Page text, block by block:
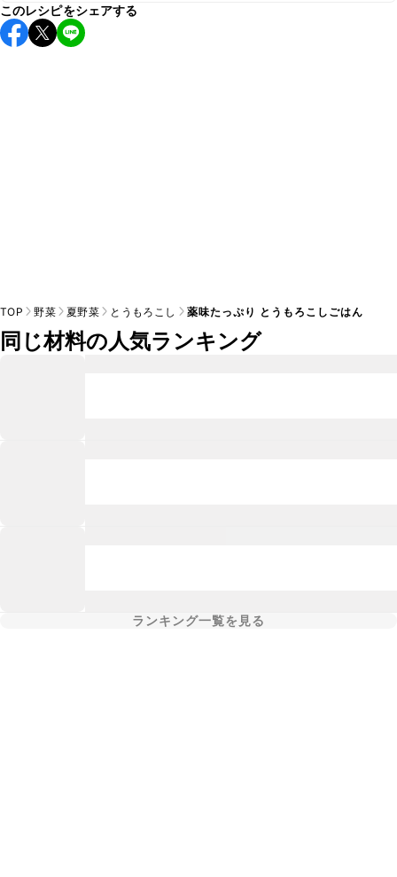
保存期間は冷蔵で当日中が目安です。なるべくお早めにお召
し上がりください。
このレシピをシェアする
TOP 野菜 夏野菜 とうもろこし 薬味たっぷり とうもろこしごはん
同じ材料の人気ランキング
ランキング一覧を見る